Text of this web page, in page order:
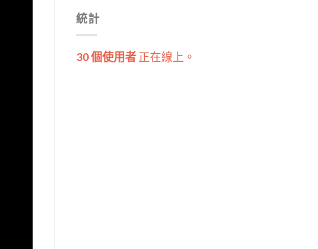
統計
30 個使用者 正在線上。